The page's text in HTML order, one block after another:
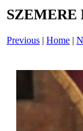
SZEMERE
Previous | Home |